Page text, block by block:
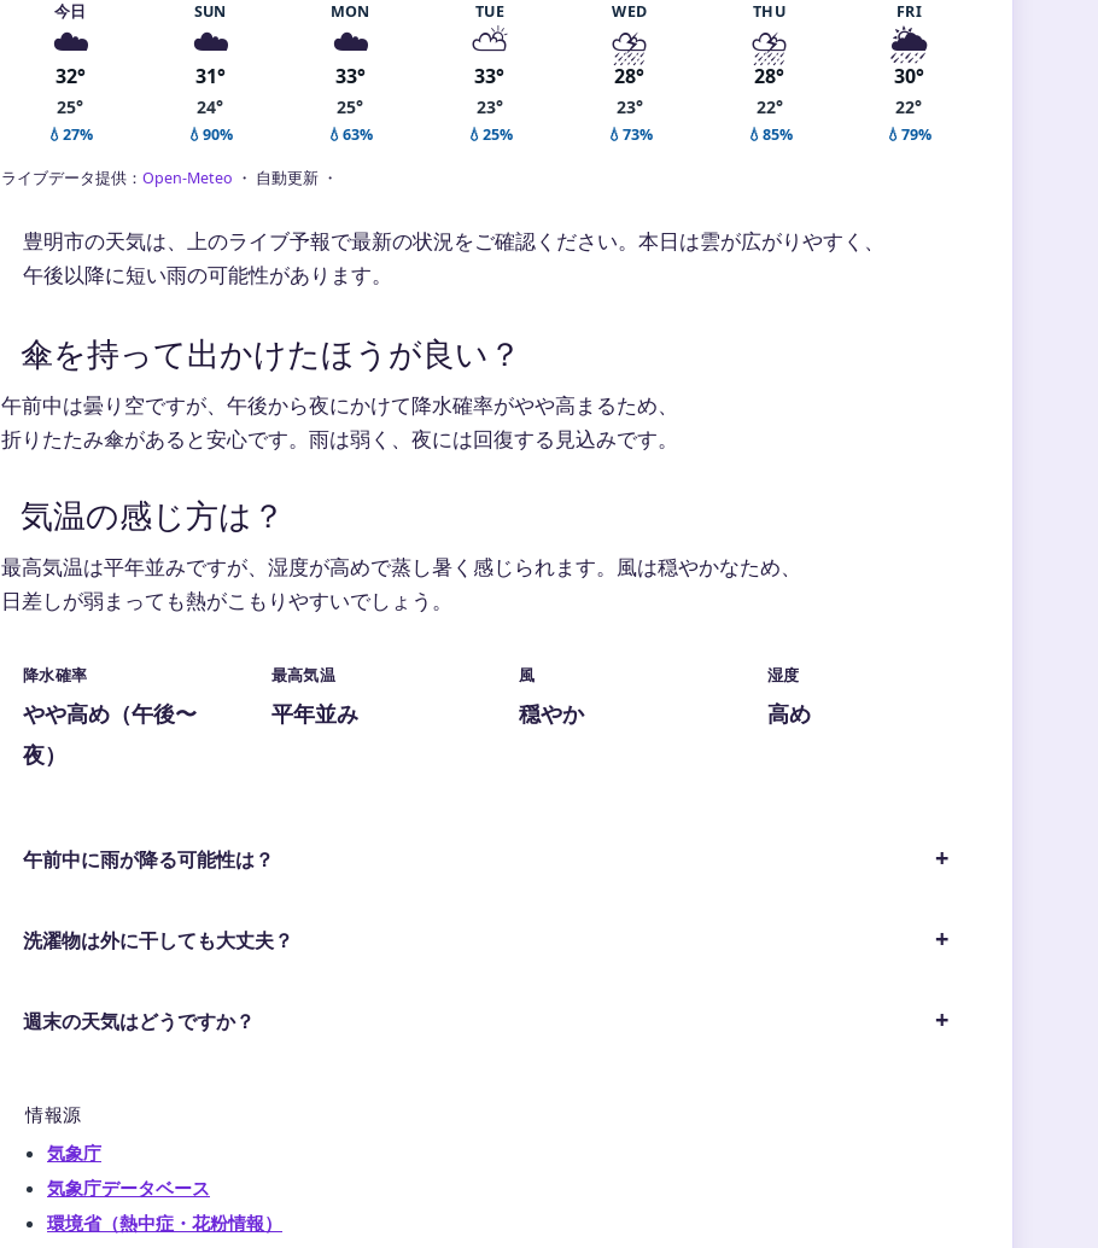
今日
☁️
32°
25°
💧27%
SUN
☁️
31°
24°
💧90%
MON
☁️
33°
25°
💧63%
TUE
⛅
33°
23°
💧25%
WED
⛈️
28°
23°
💧73%
THU
⛈️
28°
22°
💧85%
FRI
🌦️
30°
22°
💧79%
ライブデータ提供： Open-Meteo ・ 自動更新 ・
豊明市の天気は、上のライブ予報で最新の状況をご確認ください。本日は雲が広がりやすく、
午後以降に短い雨の可能性があります。
傘を持って出かけたほうが良い？
午前中は曇り空ですが、午後から夜にかけて降水確率がやや高まるため、
折りたたみ傘があると安心です。雨は弱く、夜には回復する見込みです。
気温の感じ方は？
最高気温は平年並みですが、湿度が高めで蒸し暑く感じられます。風は穏やかなため、
日差しが弱まっても熱がこもりやすいでしょう。
降水確率
やや高め（午後〜
夜）
最高気温
平年並み
風
穏やか
湿度
高め
午前中に雨が降る可能性は？
洗濯物は外に干しても大丈夫？
週末の天気はどうですか？
情報源
気象庁
気象庁データベース
環境省（熱中症・花粉情報）